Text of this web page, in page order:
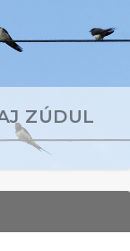
ZÚDUL